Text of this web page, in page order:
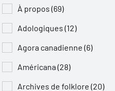
À propos (69)
Adologiques (12)
Agora canadienne (6)
Américana (28)
Archives de folklore (20)